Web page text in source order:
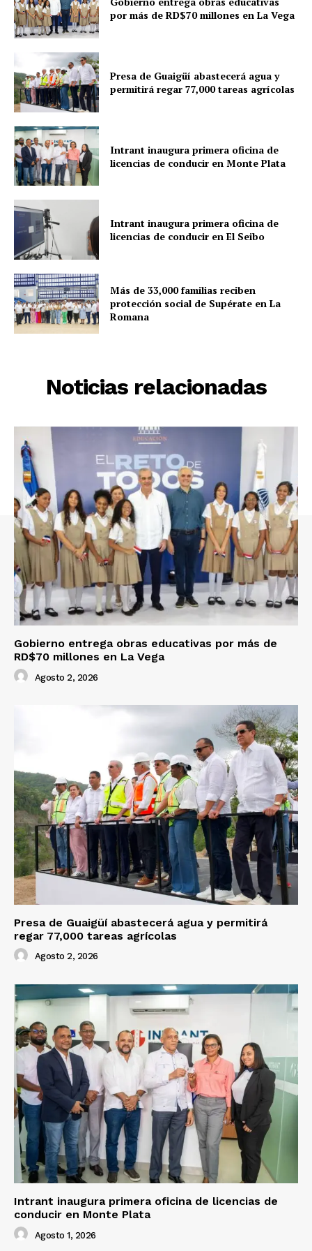
por más de RD$70 millones en La Vega
Presa de Guaigüí abastecerá agua y
permitirá regar 77,000 tareas agrícolas
Intrant inaugura primera oficina de
licencias de conducir en Monte Plata
Intrant inaugura primera oficina de
licencias de conducir en El Seibo
Más de 33,000 familias reciben
protección social de Supérate en La
Romana
Noticias relacionadas
Gobierno entrega obras educativas por más de
RD$70 millones en La Vega
Agosto 2, 2026
Presa de Guaigüí abastecerá agua y permitirá
regar 77,000 tareas agrícolas
Agosto 2, 2026
Intrant inaugura primera oficina de licencias de
conducir en Monte Plata
Agosto 1, 2026